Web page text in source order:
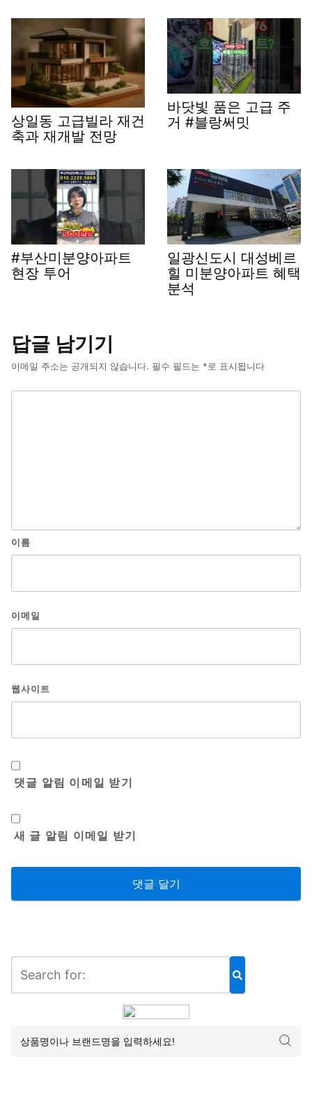
상일동 고급빌라 재건
축과 재개발 전망
바닷빛 품은 고급 주
거 #블랑써밋
#부산미분양아파트
현장 투어
일광신도시 대성베르
힐 미분양아파트 혜택
분석
답글 남기기
이메일 주소는 공개되지 않습니다. 필수 필드는 *로 표시됩니다
이름
이메일
웹사이트
댓글 알림 이메일 받기
새 글 알림 이메일 받기